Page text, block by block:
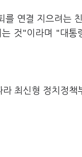
연결 지으려는
것"이라며 "대통
최신형 정치정책